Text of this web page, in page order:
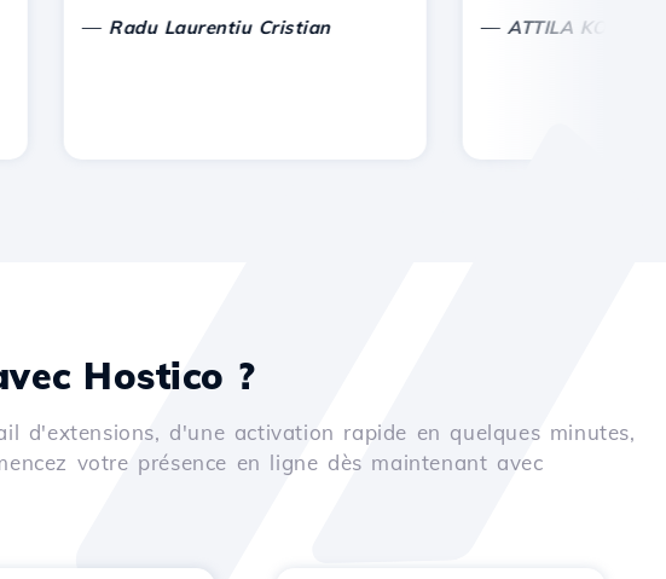
Radu Laurentiu Cristian ATTILA KOLES
Hostico ?
d'extensions, d'une activation rapide en quelques minutes,
votre présence en ligne dès maintenant avec